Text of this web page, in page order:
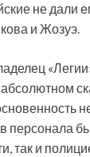
не дали
и Жозуэ.
персонала
так и